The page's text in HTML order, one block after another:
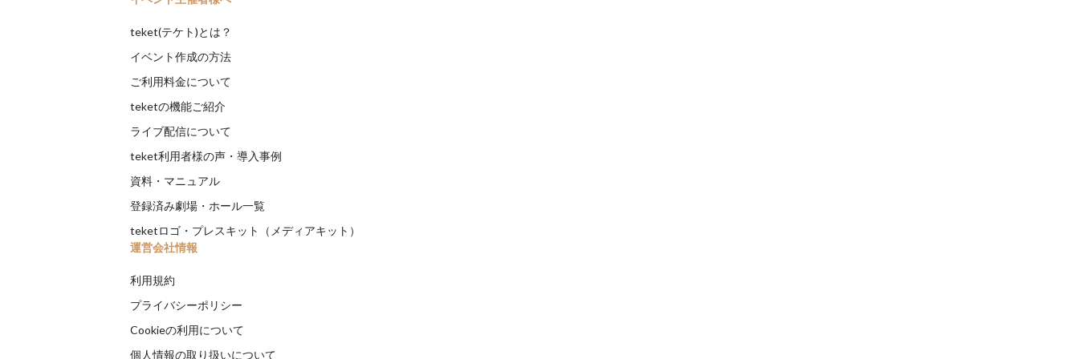
teket(テケト)とは？
イベント作成の方法
ご利用料金について
teketの機能ご紹介
ライブ配信について
teket利用者様の声・導入事例
資料・マニュアル
登録済み劇場・ホール一覧
teketロゴ・プレスキット（メディアキット）
運営会社情報
利用規約
プライバシーポリシー
Cookieの利用について
個人情報の取り扱いについて